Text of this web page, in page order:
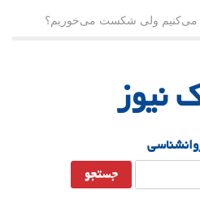
می‌کنیم ولی شکست می‌خوریم؟
نیوز